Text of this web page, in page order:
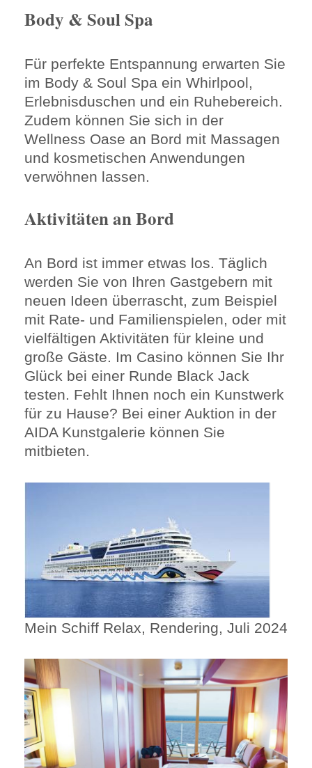
Body & Soul Spa
Für perfekte Entspannung erwarten Sie
im Body & Soul Spa ein Whirlpool,
Erlebnisduschen und ein Ruhebereich.
Zudem können Sie sich in der
Wellness Oase an Bord mit Massagen
und kosmetischen Anwendungen
verwöhnen lassen.
Aktivitäten an Bord
An Bord ist immer etwas los. Täglich
werden Sie von Ihren Gastgebern mit
neuen Ideen überrascht, zum Beispiel
mit Rate- und Familienspielen, oder mit
vielfältigen Aktivitäten für kleine und
große Gäste. Im Casino können Sie Ihr
Glück bei einer Runde Black Jack
testen. Fehlt Ihnen noch ein Kunstwerk
für zu Hause? Bei einer Auktion in der
AIDA Kunstgalerie können Sie
mitbieten.
Mein Schiff Relax, Rendering, Juli 2024